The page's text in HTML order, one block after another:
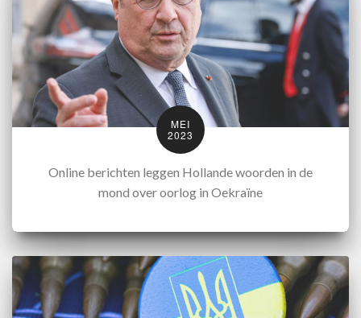
MEI
2023
Online berichten leggen Hollande woorden in de
mond over oorlog in Oekraïne